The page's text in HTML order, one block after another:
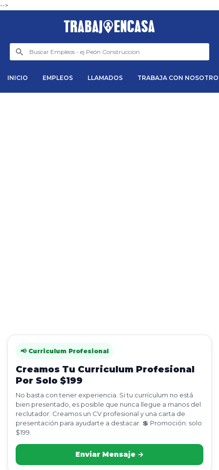
-->
INICIO EMPLEOS LLAMADOS TRABAJA CON
📢 Curriculum Profesional
Creamos Tu Curriculum Profesional
Por Solo $199
No basta con tener experiencia. Si tu currículum no está
bien presentado, es posible que nunca llegue a manos del
reclutador. Creamos un CV profesional y una carta de
presentación para ayudarte a destacar. 💲 Promoción: solo
$199.
Enviar Mensaje →